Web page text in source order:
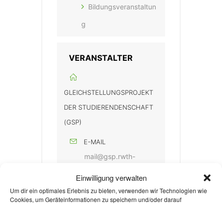
Einwilligung verwalten
Um dir ein optimales Erlebnis zu bieten, verwenden wir Technologien wie
Cookies, um Geräteinformationen zu speichern und/oder darauf
Bildungsveranstaltun
g
VERANSTALTER
GLEICHSTELLUNGSPROJEKT
DER STUDIERENDENSCHAFT
(GSP)
E-MAIL
mail@gsp.rwth-
WEBSITE